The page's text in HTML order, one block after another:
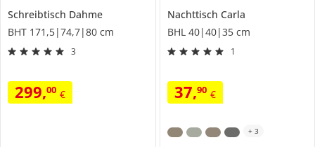
Schreibtisch Dahme
BHT 171,5|74,7|80 cm
3
299,00 €
Nachttisch Carla
BHL 40|40|35 cm
1
37,90 €
+ 3